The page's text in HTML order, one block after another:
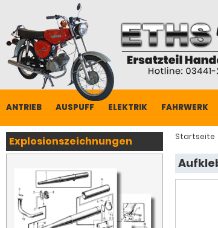
ANTRIEB AUSPUFF ELEKTRIK FAHRWERK
Startseite
Explosionszeichnungen